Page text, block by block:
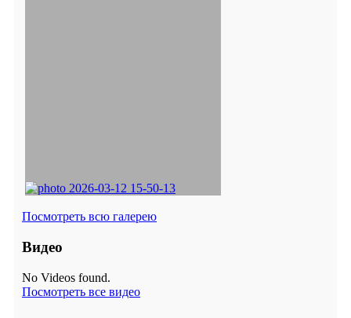
Посмотреть всю галерею
Видео
No Videos found.
Посмотреть все видео